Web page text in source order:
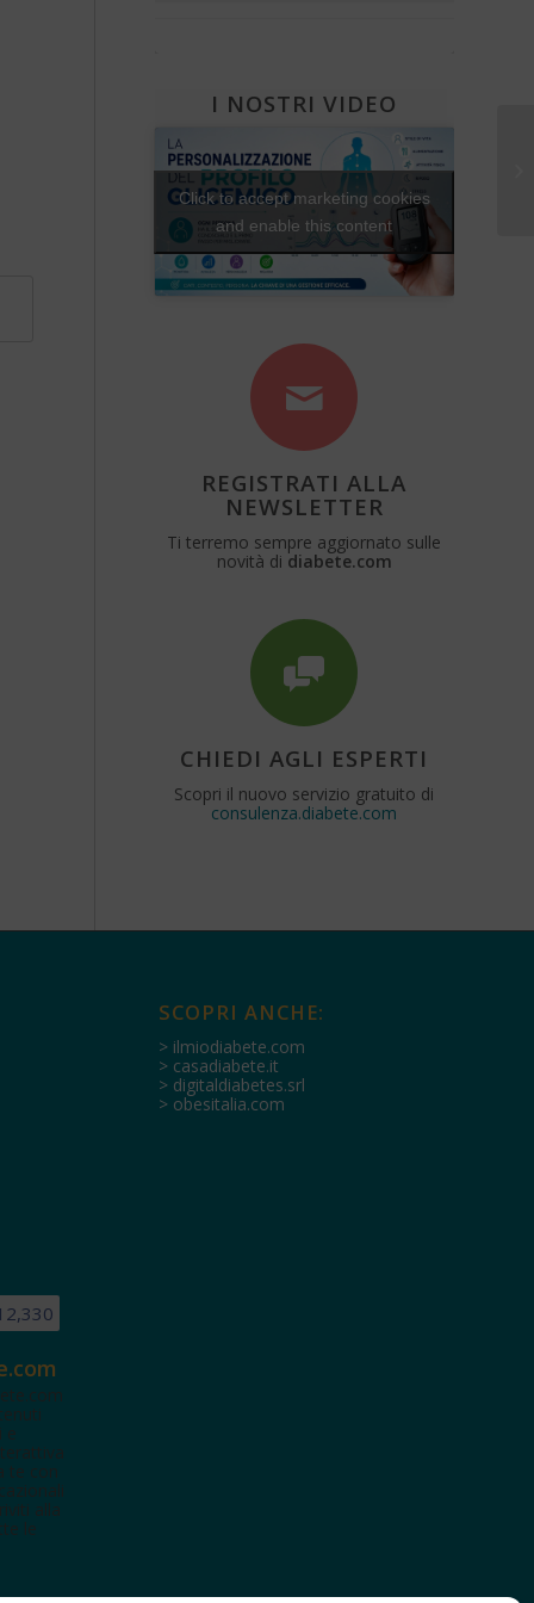
I NOSTRI VIDEO
Click to accept marketing cookies
and enable this content
REGISTRATI ALLA
NEWSLETTER
Ti terremo sempre aggiornato sulle
novità di diabete.com
CHIEDI AGLI ESPERTI
Scopri il nuovo servizio gratuito di
consulenza.diabete.com
e
te con
alla
le
SCOPRI ANCHE:
> ilmiodiabete.com
> casadiabete.it
> digitaldiabetes.srl
> obesitalia.com